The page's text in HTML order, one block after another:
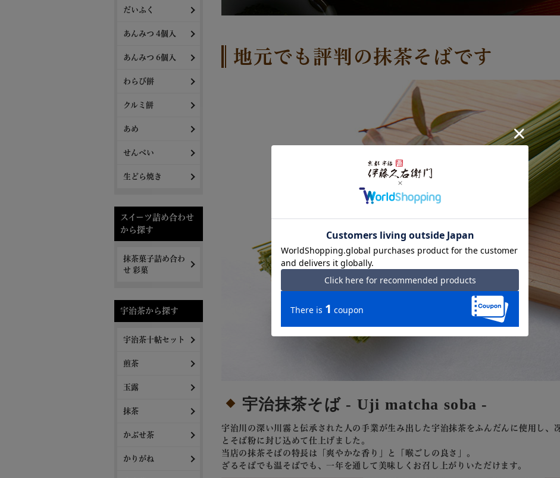
だいふく
あんみつ 4個入
あんみつ 6個入
わらび餅
クルミ餅
あめ
せんべい
生どら焼き
スイーツ詰め合わせ
から探す
抹茶菓子詰め合わ
せ 彩菓
宇治茶から探す
宇治茶十帖セット
煎茶
玉露
抹茶
かぶせ茶
かりがね
地元でも評判の抹茶そばです
宇治抹茶そば - Uji matcha soba -
宇治川の深い川霧と伝承された人の手業が生み出した宇治抹茶をふんだんに使用し、
とそば粉に封じ込めて仕上げました。
当店の抹茶そばの特長は「爽やかな香り」と「喉ごしの良さ」。
ざるそばでも温そばでも、一年を通して美味しくお召し上がりいただけます。